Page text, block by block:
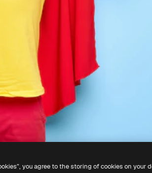
you agree to the storing of cookies on your